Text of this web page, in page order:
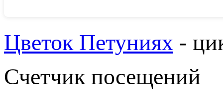
Цветок Петуниях -
Счетчик посещений